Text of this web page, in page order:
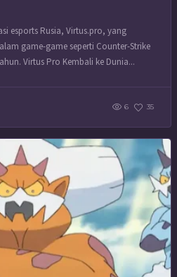
esports Rusia, Virtus.pro, yang
game-game seperti Counter-Strike
Virtus Pro Kembali ke Dunia...
6 35